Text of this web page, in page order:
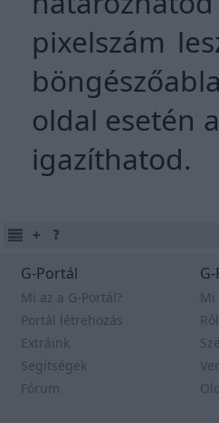
pixelszám
oldal esetén
igazíthatod.
G-Portál
Mi az a G-Portál?
Portál létrehozás
Extráink
Segítségek
Fórum
Mi